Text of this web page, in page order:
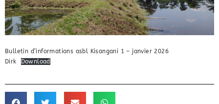
Bulletin d’informations asbl Kisangani 1 – janvier 2026
Dirk
Download